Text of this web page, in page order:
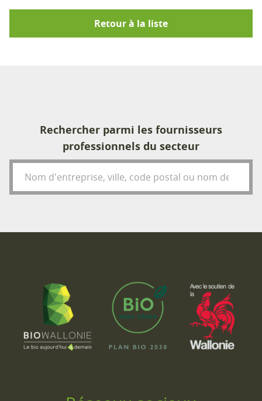
Retour à la liste
Rechercher parmi les fournisseurs
professionnels du secteur